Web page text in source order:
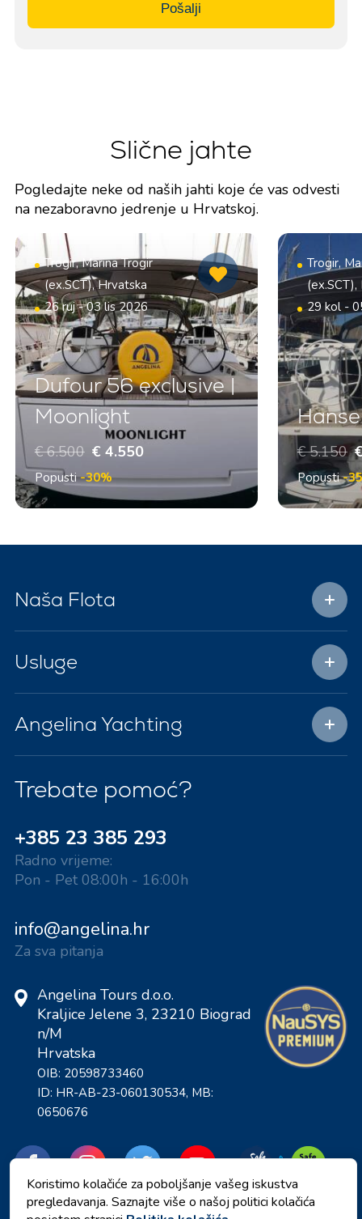
Pošalji
Slične jahte
Pogledajte neke od naših jahti koje će vas odvesti
na nezaboravno jedrenje u Hrvatskoj.
Trogir, Marina Trogir
(ex.SCT), Hrvatska
26 ruj - 03 lis 2026
Dufour 56 exclusive |
Moonlight
€ 6.500 € 4.550
Popusti-30%
Trogir,
29 kol -
€ 5.150
Popusti-
Naša Flota
Usluge
Angelina Yachting
Trebate pomoć?
+385 23 385 293
Radno vrijeme:
Pon - Pet 08:00h - 16:00h
info@angelina.hr
Za sva pitanja
Angelina Tours d.o.o.
Kraljice Jelene 3, 23210 Biograd
n/M
Hrvatska
OIB: 20598733460
ID: HR-AB-23-060130534, MB:
0650676
Koristimo kolačiće za poboljšanje vašeg iskustva
pregledavanja. Saznajte više o našoj politici kolačića